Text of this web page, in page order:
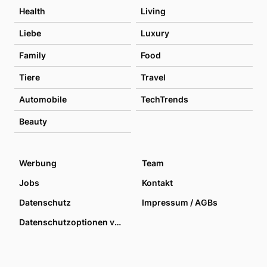
Health Living
Liebe Luxury
Family Food
Tiere Travel
Automobile TechTrends
Beauty
Werbung
Team
Jobs
Kontakt
Datenschutz
Impressum / AGBs
Datenschutzoptionen verwalten